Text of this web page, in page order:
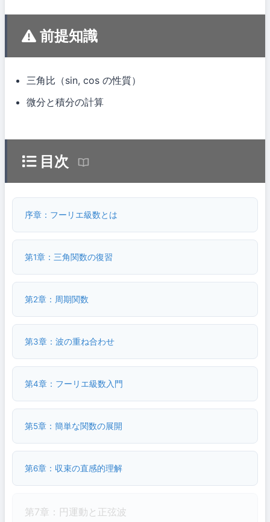
前提知識
三角比（sin, cos の性質）
微分と積分の計算
目次
序章：フーリエ級数とは
第1章：三角関数の復習
第2章：周期関数
第3章：波の重ね合わせ
第4章：フーリエ級数入門
第5章：簡単な関数の展開
第6章：収束の直感的理解
第7章：円運動と正弦波